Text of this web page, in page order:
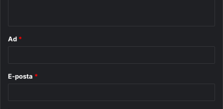
Ad *
E-posta *